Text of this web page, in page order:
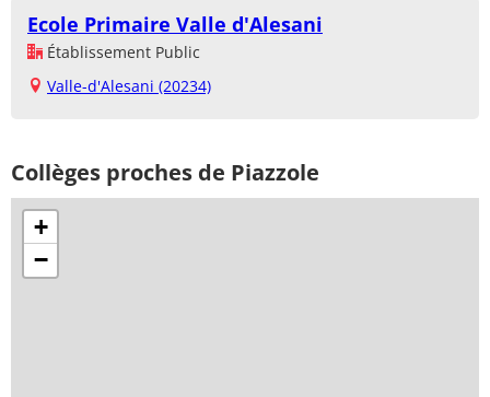
Ecole Primaire Valle d'Alesani
Établissement Public
Valle-d'Alesani (20234)
Collèges proches de Piazzole
+
−